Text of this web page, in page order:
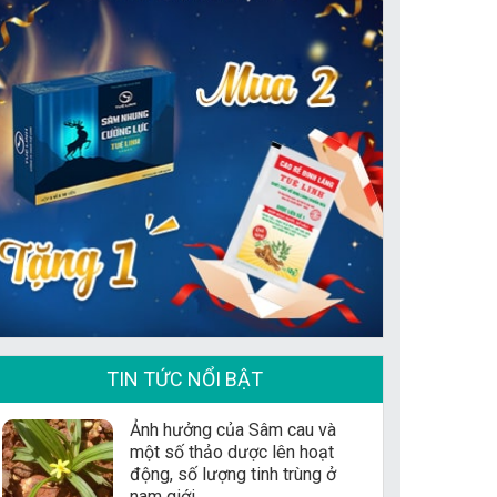
TIN TỨC NỔI BẬT
Ảnh hưởng của Sâm cau và
một số thảo dược lên hoạt
động, số lượng tinh trùng ở